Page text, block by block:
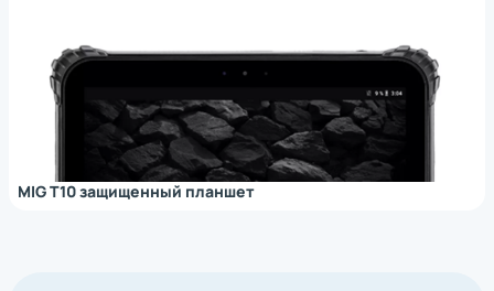
MIG T10 защищенный планшет